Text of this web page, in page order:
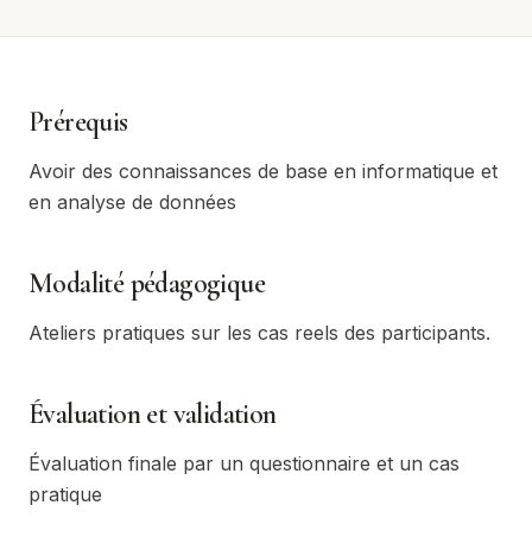
Prérequis
Avoir des connaissances de base en informatique et
en analyse de données
Modalité pédagogique
Ateliers pratiques sur les cas reels des participants.
Évaluation et validation
Évaluation finale par un questionnaire et un cas
pratique